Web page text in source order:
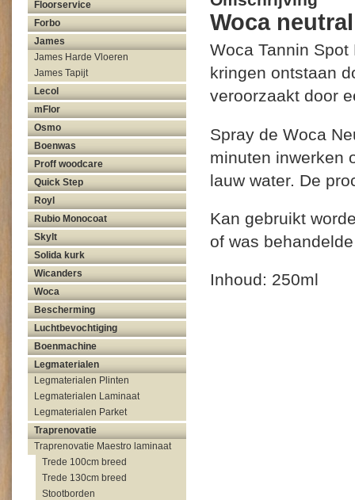
Floorservice
Forbo
James
James Harde Vloeren
James Tapijt
Lecol
mFlor
Osmo
Boenwas
Proff woodcare
Quick Step
Royl
Rubio Monocoat
Skylt
Solida kurk
Wicanders
Woca
Bescherming
Luchtbevochtiging
Boenmachine
Legmaterialen
Legmaterialen Plinten
Legmaterialen Laminaat
Legmaterialen Parket
Traprenovatie
Traprenovatie Maestro laminaat
Trede 100cm breed
Trede 130cm breed
Stootborden
Woca
Woca Tannin
kringen ontstaan
veroorzaakt door
Spray de Woca
minuten inwerken
lauw water. De
Kan gebruikt
of was
Inhoud: 250ml